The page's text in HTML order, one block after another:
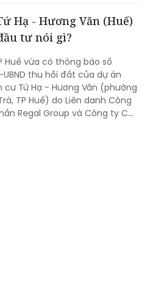
cán bộ đủ phẩm chất, năng
nhiệm, đưa các chủ trương
rõ nét trong phát triển kinh
và nâng cao đời sống Nhân
Hạ - Hương Văn (Huế)
tư nói gì?
Huế vừa có thông báo số
thu hồi đất của dự án
cư Tứ Hạ - Hương Văn (phường
TP Huế) do Liên danh Công
Regal Group và Công ty Cổ